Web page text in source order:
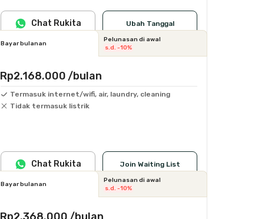
Ubah Tanggal
Chat Rukita
Bayar bulanan
Pelunasan di awal
s.d. -10%
Rp2.168.000 /bulan
Termasuk internet/wifi, air, laundry, cleaning
Tidak termasuk listrik
Join Waiting List
Chat Rukita
Bayar bulanan
Pelunasan di awal
s.d. -10%